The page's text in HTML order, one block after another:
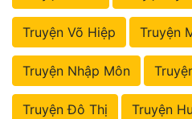
Truyện Võ Hiệp Truyện
Truyện Nhập Môn
Truyện Đô Thị Truyện